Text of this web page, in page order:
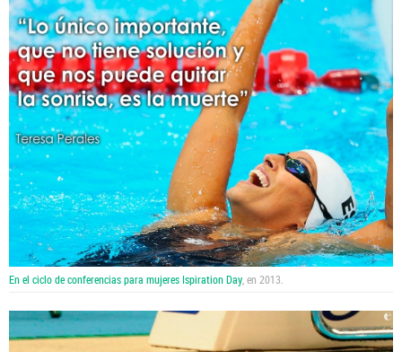
En el ciclo de conferencias para mujeres Ispiration Day , en 2013.